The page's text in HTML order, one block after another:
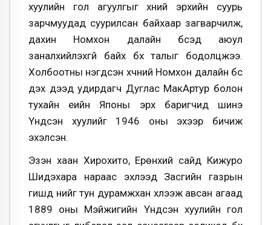
хуулийн гол агуулгыг хүний эрхийн суурь
зарчмуудад суурилсан байхаар загварчилж,
дахин Номхон далайн бүсэд аюул
заналхийлэхгүй байх бүх талыг бодолцжээ.
Холбоотны нэгдсэн хүчний Номхон далайн бүс
дэх дээд удирдагч Дуглас МакАртур болон
тухайн үеийн Японы эрх баригчид шинэ
Үндсэн хуулийг 1946 оны эхээр бичиж
эхэлсэн.
Эзэн хаан Хирохито, Ерөнхий сайд Кижуро
Шидэхара нараас эхлээд Засгийн газрын
гишүүд үүнийг тун дурамжхан хүлээж авсан агаад
1889 оны Мэйжигийн Үндсэн хуулийн гол